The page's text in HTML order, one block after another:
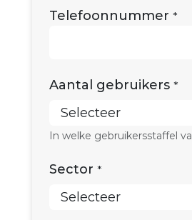
Telefoonnummer *
Aantal gebruikers *
In welke gebruikersstaffel
Sector *